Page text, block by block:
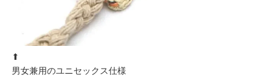
⬆︎
男女兼用のユニセックス仕様